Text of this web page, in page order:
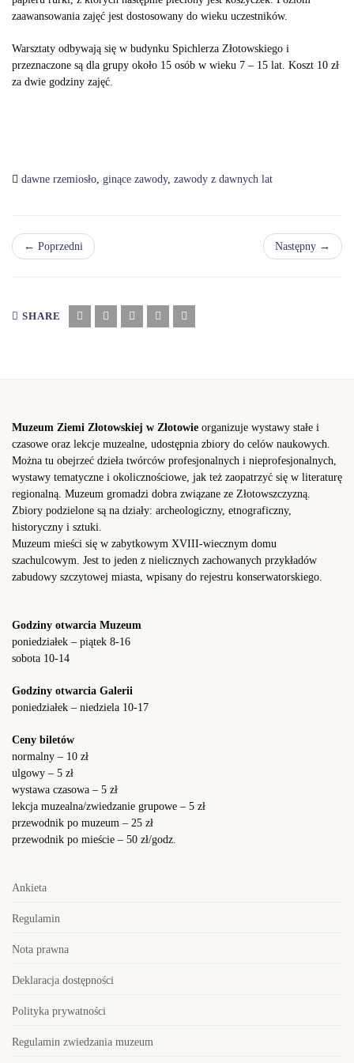
zaawansowania zajęć jest dostosowany do wieku uczestników.
Warsztaty odbywają się w budynku Spichlerza Złotowskiego i
przeznaczone są dla grupy około 15 osób w wieku 7 – 15 lat. Koszt 10 zł
za dwie godziny zajęć.
dawne rzemiosło, ginące zawody, zawody z dawnych lat
← Poprzedni Następny →
SHARE
Muzeum Ziemi Złotowskiej w Złotowie organizuje wystawy stałe i
czasowe oraz lekcje muzealne, udostępnia zbiory do celów naukowych.
Można tu obejrzeć dzieła twórców profesjonalnych i nieprofesjonalnych,
wystawy tematyczne i okolicznościowe, jak też zaopatrzyć się w literaturę
regionalną. Muzeum gromadzi dobra związane ze Złotowszczyzną.
Zbiory podzielone są na działy: archeologiczny, etnograficzny,
historyczny i sztuki.
Muzeum mieści się w zabytkowym XVIII-wiecznym domu
szachulcowym. Jest to jeden z nielicznych zachowanych przykładów
zabudowy szczytowej miasta, wpisany do rejestru konserwatorskiego.
Godziny otwarcia Muzeum
poniedziałek – piątek 8-16
sobota 10-14
Godziny otwarcia Galerii
poniedziałek – niedziela 10-17
Ceny biletów
normalny – 10 zł
ulgowy – 5 zł
wystawa czasowa – 5 zł
lekcja muzealna/zwiedzanie grupowe – 5 zł
przewodnik po muzeum – 25 zł
przewodnik po mieście – 50 zł/godz.
Ankieta
Regulamin
Nota prawna
Deklaracja dostępności
Polityka prywatności
Regulamin zwiedzania muzeum